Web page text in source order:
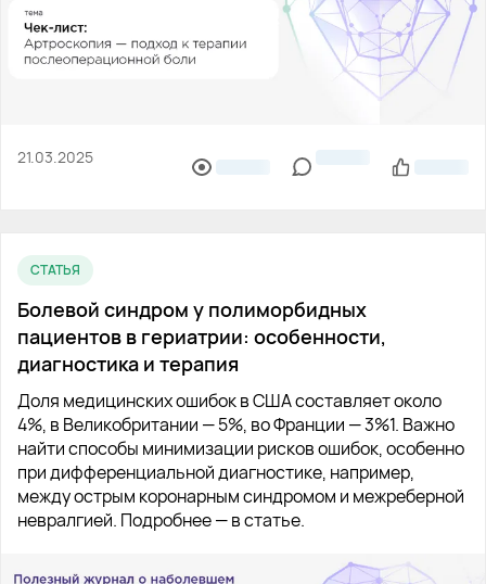
21.03.2025
СТАТЬЯ
Болевой синдром у полиморбидных
пациентов в гериатрии: особенности,
диагностика и терапия
Доля медицинских ошибок в США составляет около
4%, в Великобритании — 5%, во Франции — 3%1. Важно
найти способы минимизации рисков ошибок, особенно
при дифференциальной диагностике, например,
между острым коронарным синдромом и межреберной
невралгией. Подробнее — в статье.